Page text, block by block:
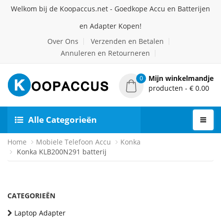
Welkom bij de Koopaccus.net - Goedkope Accu en Batterijen
en Adapter Kopen!
Over Ons
Verzenden en Betalen
Annuleren en Retourneren
0
Mijn winkelmandje
producten - € 0.00
Alle Categorieën
Home Mobiele Telefoon Accu
Konka
Konka KLB200N291 batterij
CATEGORIEËN
Laptop Adapter